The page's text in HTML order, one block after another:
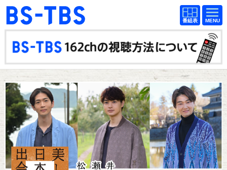
BS-TBS
番組
表
BS-TBS
番組
表
ドラマ 映画
紀行 報道
教養 スポーツ
音楽 エンタメ
アニメ ファンクラブ